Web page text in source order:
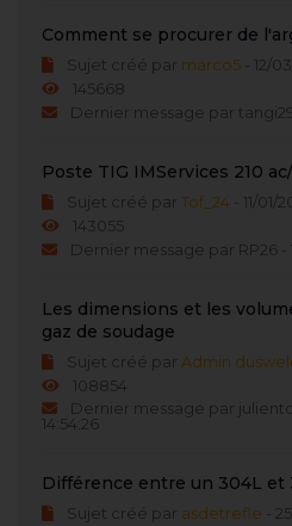
Comment se procurer de
Sujet créé par marco5 - 12/
145668
Dernier message par tangi29
Poste TIG IMServices 210
Sujet créé par Tof_24 - 11/01/
143055
Dernier message par RP26 -
Les dimensions et les
gaz de soudage
Sujet créé par Admin
108854
Dernier message par
14:54:26
Différence entre un 304L et
Sujet créé par asdetrefle -